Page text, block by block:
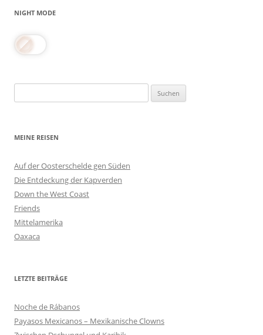
NIGHT MODE
nach:
MEINE REISEN
Auf der Oosterschelde gen Süden
Die Entdeckung der Kapverden
Down the West Coast
Friends
Mittelamerika
Oaxaca
LETZTE BEITRÄGE
Noche de Rábanos
Payasos Mexicanos – Mexikanische Clowns